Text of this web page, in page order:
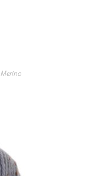
Merino